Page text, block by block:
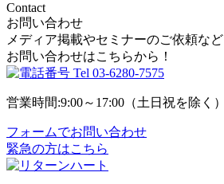
Contact
お問い合わせ
メディア掲載やセミナーのご依頼など
お問い合わせはこちらから！
Tel 03-6280-7575
営業時間:9:00～17:00（土日祝を除く）
フォームでお問い合わせ
緊急の方はこちら